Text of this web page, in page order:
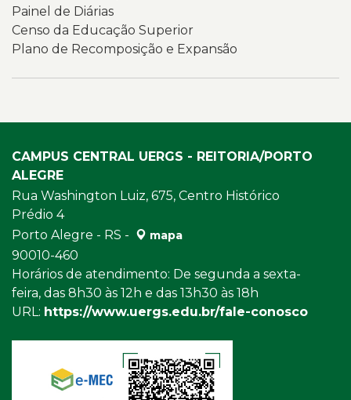
Painel de Diárias
Censo da Educação Superior
Plano de Recomposição e Expansão
CAMPUS CENTRAL UERGS - REITORIA/PORTO
ALEGRE
Rua Washington Luiz, 675, Centro Histórico
Prédio 4
Porto Alegre - RS -
mapa
90010-460
Horários de atendimento: De segunda a sexta-
feira, das 8h30 às 12h e das 13h30 às 18h
URL: https://www.uergs.edu.br/fale-conosco